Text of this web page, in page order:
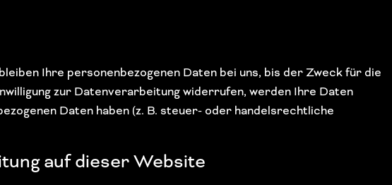
Ihre personenbezogenen Daten bei uns, bis der Zweck für die
zur Datenverarbeitung widerrufen, werden Ihre Daten
Daten haben (z. B. steuer- oder handelsrechtliche
auf dieser Website